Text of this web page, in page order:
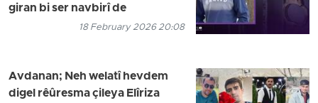
giran bi ser navbirî de
18 February 2026 20:08
Avdanan; Neh welatî hevdem
digel rêûresma çileya Elîriza